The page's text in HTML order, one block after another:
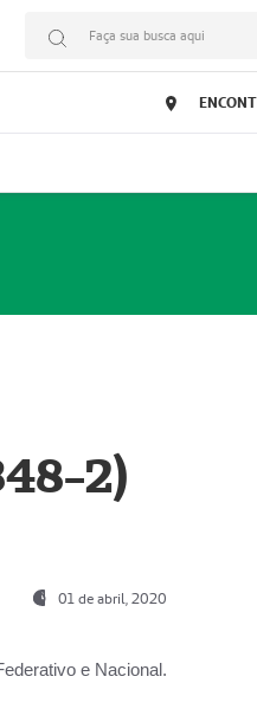
Faça sua busca aqui
2)
01 de abril, 2020
e Nacional.